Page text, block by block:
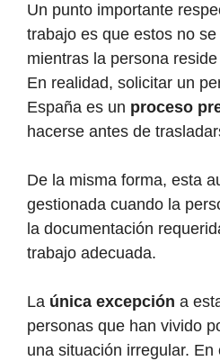
Un punto importante
trabajo es que estos no
mientras la persona
En realidad, solicitar un
España es un proceso
hacerse antes de
De la misma forma, esta
gestionada cuando la
la documentación
trabajo adecuada.
La única excepción a
personas que han vivido
una situación irregular. En